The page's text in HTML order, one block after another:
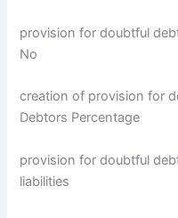
provision for doubtful
No
creation of provision for
Debtors Percentage
provision for doubtful
liabilities